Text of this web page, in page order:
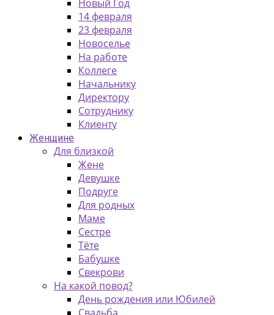
Новый Год
14 февраля
23 февраля
Новоселье
На работе
Коллеге
Начальнику
Директору
Сотруднику
Клиенту
Женщине
Для близкой
Жене
Девушке
Подруге
Для родных
Маме
Сестре
Тёте
Бабушке
Свекрови
На какой повод?
День рождения или Юбилей